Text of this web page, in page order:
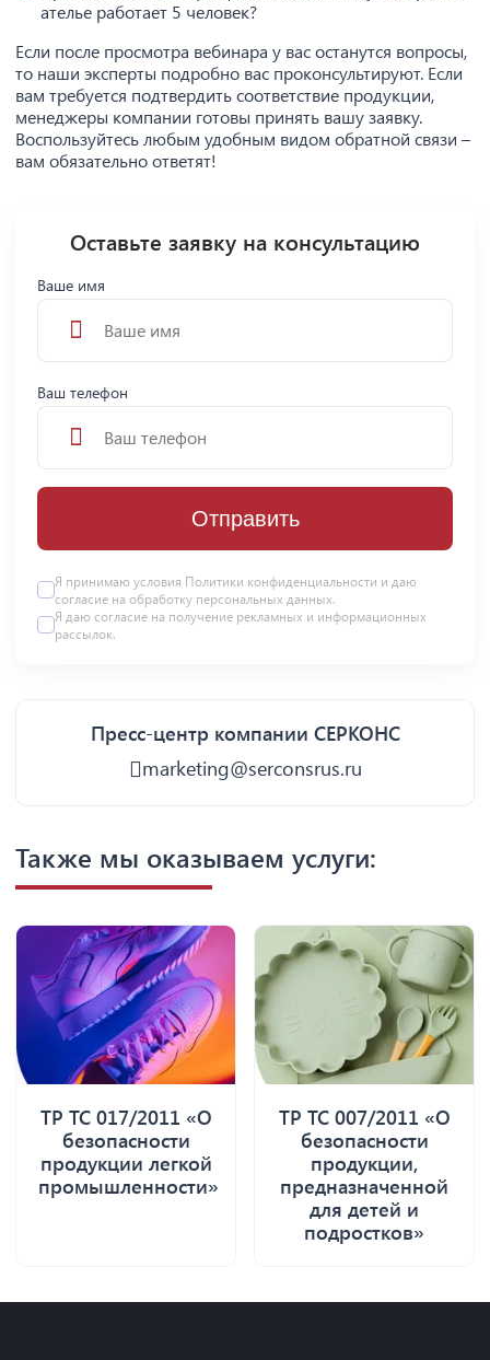
ателье работает 5 человек?
Если после просмотра вебинара у вас останутся вопросы,
то наши эксперты подробно вас проконсультируют. Если
вам требуется подтвердить соответствие продукции,
менеджеры компании готовы принять вашу заявку.
Воспользуйтесь любым удобным видом обратной связи –
вам обязательно ответят!
Оставьте заявку на консультацию
Ваше имя
Ваш телефон
Отправить
Я принимаю условия Политики конфиденциальности и даю
согласие на обработку персональных данных.
Я даю согласие на получение рекламных и информационных
рассылок.
Пресс-центр компании СЕРКОНС
marketing@serconsrus.ru
Также мы оказываем услуги:
ТР ТС 017/2011 «О
безопасности
продукции легкой
промышленности»
ТР ТС 007/2011 «О
безопасности
продукции,
предназначенной
для детей и
подростков»